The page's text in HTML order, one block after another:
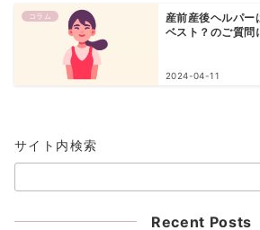
コラム
産前産後ヘルパー
ベスト？のご質問
2024-04-11
サイト内検索
Recent Posts